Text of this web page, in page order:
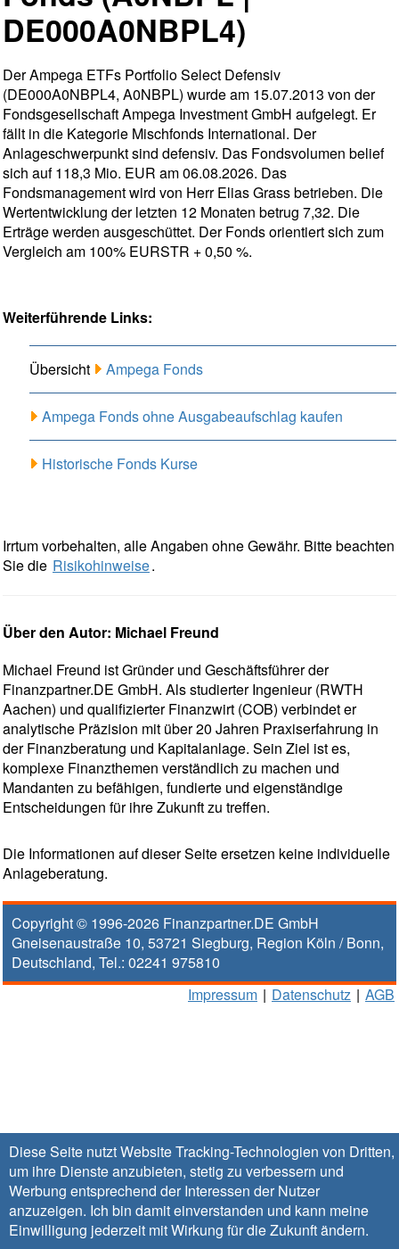
Diese Seite nutzt Website Tracking-Technologien von Dritten,
um ihre Dienste anzubieten, stetig zu verbessern und
Werbung entsprechend der Interessen der Nutzer
anzuzeigen. Ich bin damit einverstanden und kann meine
Einwilligung jederzeit mit Wirkung für die Zukunftändern.
DE000A0NBPL4)
Der Ampega ETFs Portfolio Select Defensiv
(DE000A0NBPL4, A0NBPL) wurde am 15.07.2013 von der
Fondsgesellschaft Ampega Investment GmbH aufgelegt. Er
fällt in die Kategorie Mischfonds International. Der
Anlageschwerpunkt sind defensiv. Das Fondsvolumen belief
sich auf 118,3 Mio. EUR am 06.08.2026. Das
Fondsmanagement wird von Herr Elias Grass betrieben. Die
Wertentwicklung der letzten 12 Monaten betrug 7,32. Die
Erträge werden ausgeschüttet. Der Fonds orientiert sich zum
Vergleich am 100% EURSTR + 0,50 %.
Weiterführende Links:
Übersicht Ampega Fonds
Ampega Fonds ohne Ausgabeaufschlag kaufen
Historische Fonds Kurse
Irrtum vorbehalten, alle Angaben ohne Gewähr. Bitte beachten
Sie die Risikohinweise.
Über den Autor: Michael Freund
Michael Freund ist Gründer und Geschäftsführer der
Finanzpartner.DE GmbH. Als studierter Ingenieur (RWTH
Aachen) und qualifizierter Finanzwirt (COB) verbindet er
analytische Präzision mit über 20 Jahren Praxiserfahrung in
der Finanzberatung und Kapitalanlage. Sein Ziel ist es,
komplexe Finanzthemen verständlich zu machen und
Mandanten zu befähigen, fundierte und eigenständige
Entscheidungen für ihre Zukunft zu treffen.
Die Informationen auf dieser Seite ersetzen keine individuelle
Anlageberatung.
Copyright © 1996-2026 Finanzpartner.DE GmbH
Gneisenaustraße 10, 53721 Siegburg, Region Köln / Bonn,
Deutschland, Tel.: 02241 975810
Impressum | Datenschutz | AGB